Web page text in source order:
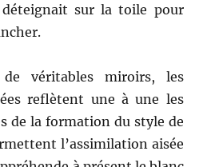
sur la toile pour
de véritables miroirs, les
reflètent une à une les
de la formation du style de
l’assimilation aisée